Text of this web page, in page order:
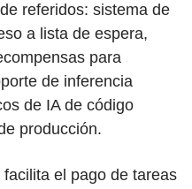
referidos: sistema de
a lista de espera,
para
de inferencia
de IA de código
producción.
el pago de tareas